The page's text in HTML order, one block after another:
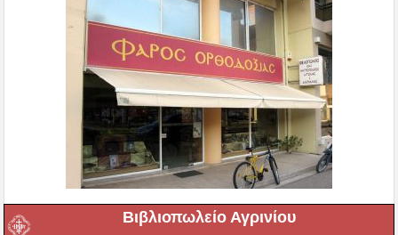
Βιβλιοπωλείο Αγρινίου